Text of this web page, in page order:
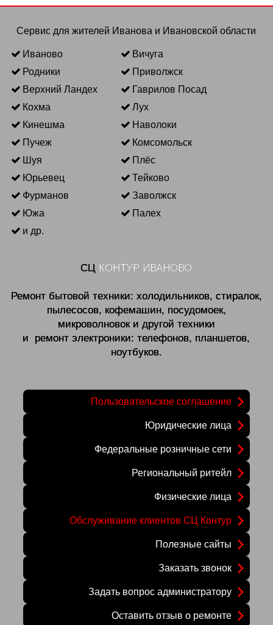
Сервис для жителей Иванова и Ивановской области
Иваново
Вичуга
Родники
Приволжск
Верхний Ландех
Гаврилов Посад
Кохма
Лух
Кинешма
Наволоки
Пучеж
Комсомольск
Шуя
Плёс
Юрьевец
Тейково
Фурманов
Заволжск
Южа
Палех
и др.
СЦ КОНТУР ИВАНОВО
Ремонт бытовой техники: холодильников, стиралок,
пылесосов, кофемашин, посудомоек,
микроволновок и другой техники
и ремонт электроники: телефонов, планшетов,
ноутбуков.
Пользовательское соглашение
Юридические лица
Федеральные розничные сети
Региональный ритейл
Физические лица
Обслуживание клиентов СЦ Контур
Полезные сайты
Заказать звонок
Задать вопрос администратору
Оставить отзыв о ремонте